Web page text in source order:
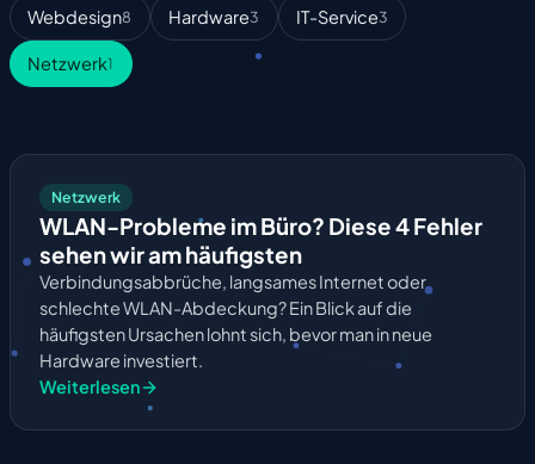
Webdesign8 Hardware3 IT-Service3
Netzwerk1
Netzwerk
WLAN-Probleme im Büro? Diese 4 Fehler
sehen wir am häufigsten
Verbindungsabbrüche, langsames Internet oder
schlechte WLAN-Abdeckung? Ein Blick auf die
häufigsten Ursachen lohnt sich, bevor man in neue
Hardware investiert.
Weiterlesen